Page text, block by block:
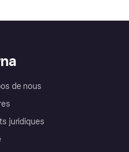
de nous
juridiques